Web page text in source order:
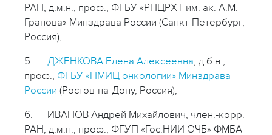
РАН, д.м.н., проф., ФГБУ «РНЦРХТ им. ак. А.М.
Гранова» Минздрава России (Санкт-Петербург,
Россия),
5. ДЖЕНКОВА Елена Алексеевна, д.б.н.,
проф., ФГБУ «НМИЦ онкологии» Минздрава
России (Ростов-на-Дону, Россия),
6. ИВАНОВ Андрей Михайлович, член.-корр.
РАН, д.м.н., проф., ФГУП «Гос.НИИ ОЧБ» ФМБА